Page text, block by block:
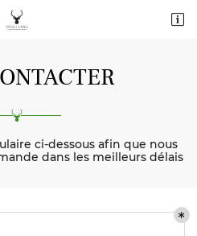

Herbe
ci-dessous afin que nous
dans les meilleurs délais